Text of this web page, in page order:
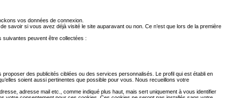
vos données de connexion.
savoir si vous avez déjà visité le site auparavant ou non. Ce n’est que lors de la première
suivantes peuvent être collectées :
des publicités ciblées ou des services personnalisés. Le profil qui est établi en
soient aussi pertinentes que possible pour vous. Nous recueillons votre
adresse mail etc., comme indiqué plus haut, mais sert uniquement à vous identifier